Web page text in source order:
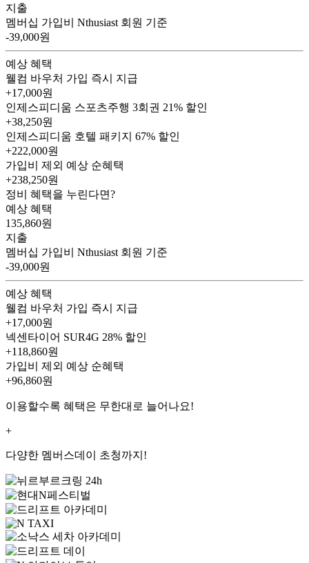
지출
멤버십 가입비
Nthusiast 회원 기준
-39,000원
예상 혜택
웰컴 바우처 가입 즉시 지급
+17,000원
인제스피디움 스포츠주행 3회권 21% 할인
+38,250원
인제스피디움 호텔 패키지 67% 할인
+222,000원
가입비 제외 예상 순혜택
+238,250원
정비 혜택을 누린다면?
예상 혜택
135,860원
지출
멤버십 가입비
Nthusiast 회원 기준
-39,000원
예상 혜택
웰컴 바우처 가입 즉시 지급
+17,000원
넥센타이어 SUR4G 28% 할인
+118,860원
가입비 제외 예상 순혜택
+96,860원
이용할수록 혜택은 무한대로 늘어나요!
+
다양한 멤버스데이 초청까지!